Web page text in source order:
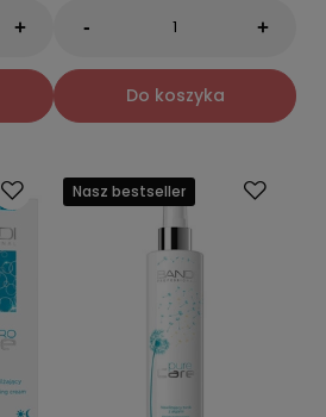
+ - +
Do koszyka
Nasz bestseller